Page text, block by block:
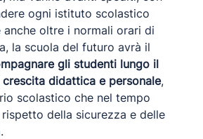
ogni istituto scolastico
oltre i normali orari di
la scuola del futuro avrà il
gli studenti lungo il
didattica e personale,
scolastico che nel tempo
della sicurezza e delle